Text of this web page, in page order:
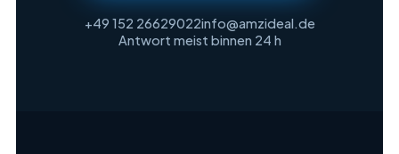
+49 152 26629022info@amzideal.de
Antwort meist binnen 24 h